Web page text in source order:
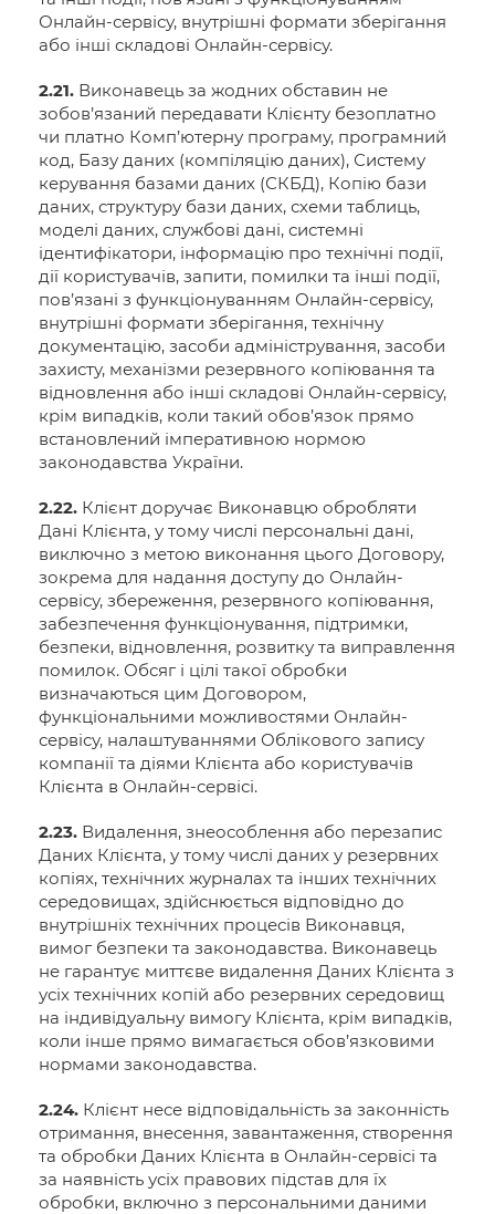
Онлайн-сервісу, внутрішні формати зберігання
або інші складові Онлайн-сервісу.
2.21. Виконавець за жодних обставин не
зобов’язаний передавати Клієнту безоплатно
чи платно Комп’ютерну програму, програмний
код, Базу даних (компіляцію даних), Систему
керування базами даних (СКБД), Копію бази
даних, структуру бази даних, схеми таблиць,
моделі даних, службові дані, системні
ідентифікатори, інформацію про технічні події,
дії користувачів, запити, помилки та інші події,
пов’язані з функціонуванням Онлайн-сервісу,
внутрішні формати зберігання, технічну
документацію, засоби адміністрування, засоби
захисту, механізми резервного копіювання та
відновлення або інші складові Онлайн-сервісу,
крім випадків, коли такий обов’язок прямо
встановлений імперативною нормою
законодавства України.
2.22. Клієнт доручає Виконавцю обробляти
Дані Клієнта, у тому числі персональні дані,
виключно з метою виконання цього Договору,
зокрема для надання доступу до Онлайн-
сервісу, збереження, резервного копіювання,
забезпечення функціонування, підтримки,
безпеки, відновлення, розвитку та виправлення
помилок. Обсяг і цілі такої обробки
визначаються цим Договором,
функціональними можливостями Онлайн-
сервісу, налаштуваннями Облікового запису
компанії та діями Клієнта або користувачів
Клієнта в Онлайн-сервісі.
2.23. Видалення, знеособлення або перезапис
Даних Клієнта, у тому числі даних у резервних
копіях, технічних журналах та інших технічних
середовищах, здійснюється відповідно до
внутрішніх технічних процесів Виконавця,
вимог безпеки та законодавства. Виконавець
не гарантує миттєве видалення Даних Клієнта з
усіх технічних копій або резервних середовищ
на індивідуальну вимогу Клієнта, крім випадків,
коли інше прямо вимагається обов’язковими
нормами законодавства.
2.24. Клієнт несе відповідальність за законність
отримання, внесення, завантаження, створення
та обробки Даних Клієнта в Онлайн-сервісі та
за наявність усіх правових підстав для їх
обробки, включно з персональними даними